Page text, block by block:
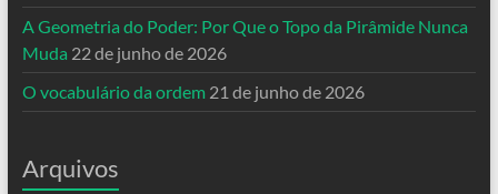
A Geometria do Poder: Por Que o Topo da Pirâmide Nunca
Muda 22 de junho de 2026
O vocabulário da ordem 21 de junho de 2026
Arquivos